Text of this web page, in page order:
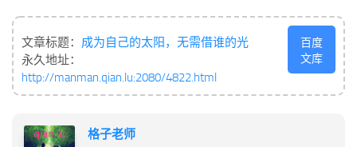
文章标题： 成为自己的太阳，无需借谁的光
永久地址：
http://manman.qian.lu:2080/4822.html
百度
文库
格子老师